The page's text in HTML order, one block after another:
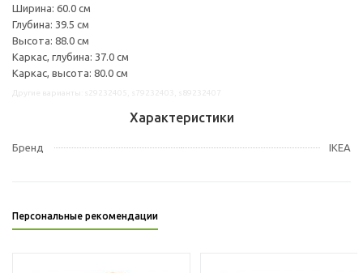
Ширина: 60.0 см
Глубина: 39.5 см
Высота: 88.0 см
Каркас, глубина: 37.0 см
Каркас, высота: 80.0 см
Характеристики
Бренд IKEA
Персональные рекомендации